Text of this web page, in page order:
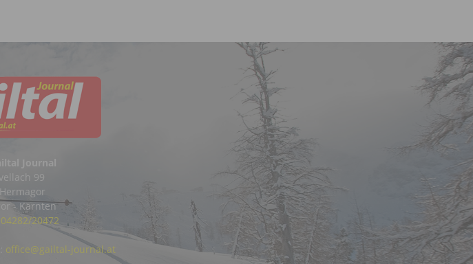
Journal
99
Hermagor
- Kärnten
04282/20472
office@gailtal-journal.at